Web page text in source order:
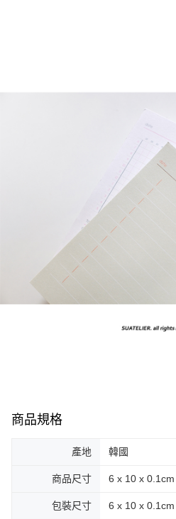
商品規格
產地 韓國
商品尺寸 6 x 10 x 0.1cm
包裝尺寸 6 x 10 x 0.1cm